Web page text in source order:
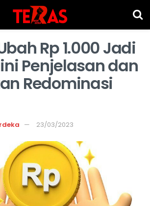
Rp 1.000 Jadi
Penjelasan dan
Redominasi
23/03/2023